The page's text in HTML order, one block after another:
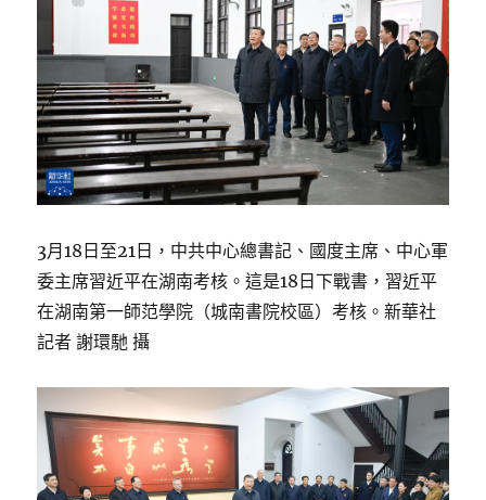
3月18日至21日，中共中心總書記、國度主席、中心軍
委主席習近平在湖南考核。這是18日下戰書，習近平
在湖南第一師范學院（城南書院校區）考核。新華社
記者 謝環馳 攝